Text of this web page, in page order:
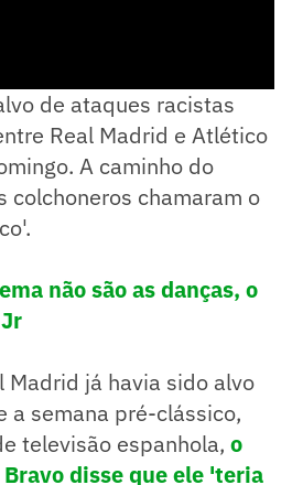
de ataques racistas
Real Madrid e Atlético
A caminho do
colchoneros chamaram o
não são as danças, o
Madrid já havia sido alvo
a semana pré-clássico,
televisão espanhola, o
disse que ele 'teria